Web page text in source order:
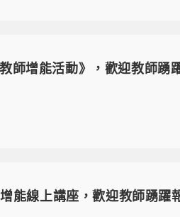
師增能活動》，歡迎教師踴
能線上講座，歡迎教師踴躍